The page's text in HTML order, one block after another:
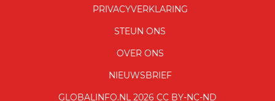
PRIVACYVERKLARING
STEUN ONS
OVER ONS
NIEUWSBRIEF
GLOBALINFO.NL 2026 CC BY-NC-ND